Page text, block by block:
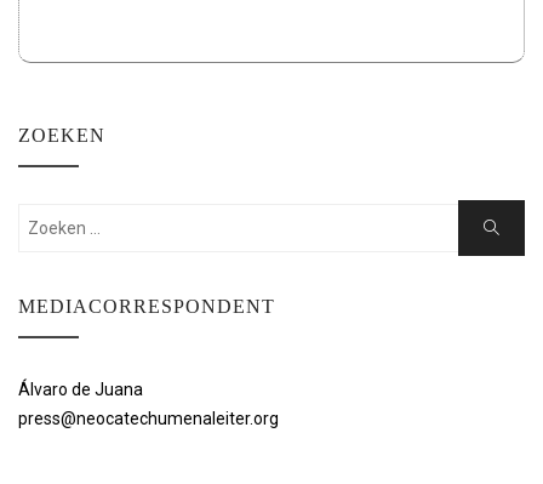
ZOEKEN
Zoeken:
Zoeken
MEDIACORRESPONDENT
Álvaro de Juana
press@neocatechumenaleiter.org